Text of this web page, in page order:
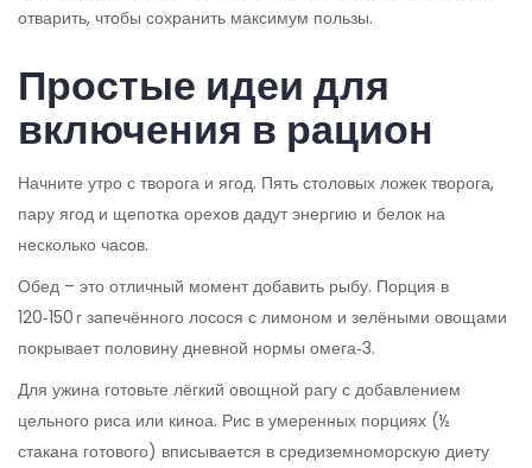
отварить, чтобы сохранить максимум пользы.
Простые идеи для
включения в рацион
Начните утро с творога и ягод. Пять столовых ложек творога,
пару ягод и щепотка орехов дадут энергию и белок на
несколько часов.
Обед – это отличный момент добавить рыбу. Порция в
120‑150 г запечённого лосося с лимоном и зелёными овощами
покрывает половину дневной нормы омега‑3.
Для ужина готовьте лёгкий овощной рагу с добавлением
цельного риса или киноа. Рис в умеренных порциях (½
стакана готового) вписывается в средиземноморскую диету